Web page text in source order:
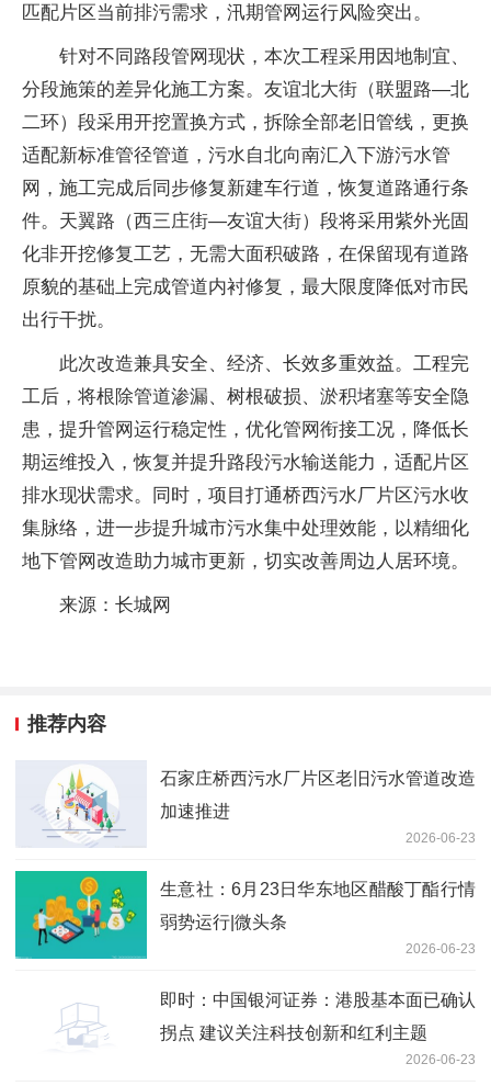
匹配片区当前排污需求，汛期管网运行风险突出。
针对不同路段管网现状，本次工程采用因地制宜、
分段施策的差异化施工方案。友谊北大街（联盟路—北
二环）段采用开挖置换方式，拆除全部老旧管线，更换
适配新标准管径管道，污水自北向南汇入下游污水管
网，施工完成后同步修复新建车行道，恢复道路通行条
件。天翼路（西三庄街—友谊大街）段将采用紫外光固
化非开挖修复工艺，无需大面积破路，在保留现有道路
原貌的基础上完成管道内衬修复，最大限度降低对市民
出行干扰。
此次改造兼具安全、经济、长效多重效益。工程完
工后，将根除管道渗漏、树根破损、淤积堵塞等安全隐
患，提升管网运行稳定性，优化管网衔接工况，降低长
期运维投入，恢复并提升路段污水输送能力，适配片区
排水现状需求。同时，项目打通桥西污水厂片区污水收
集脉络，进一步提升城市污水集中处理效能，以精细化
地下管网改造助力城市更新，切实改善周边人居环境。
来源：长城网
推荐内容
石家庄桥西污水厂片区老旧污水管道改造
加速推进
2026-06-23
生意社：6月23日华东地区醋酸丁酯行情
弱势运行|微头条
2026-06-23
即时：中国银河证券：港股基本面已确认
拐点 建议关注科技创新和红利主题
2026-06-23